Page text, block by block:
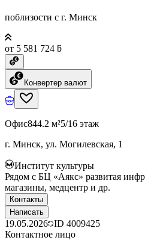
поблизости с г. Минск
от 5 581 724 ƃ
Конвертер валют
Офис844.2 м²5/16 этаж
г. Минск, ул. Могилевская, 1
Институт культуры
Рядом с БЦ «Аякс» развитая
магазины, медцентр и др.
Контакты
Написать
19.05.2026 ID 4009425
Контактное лицо